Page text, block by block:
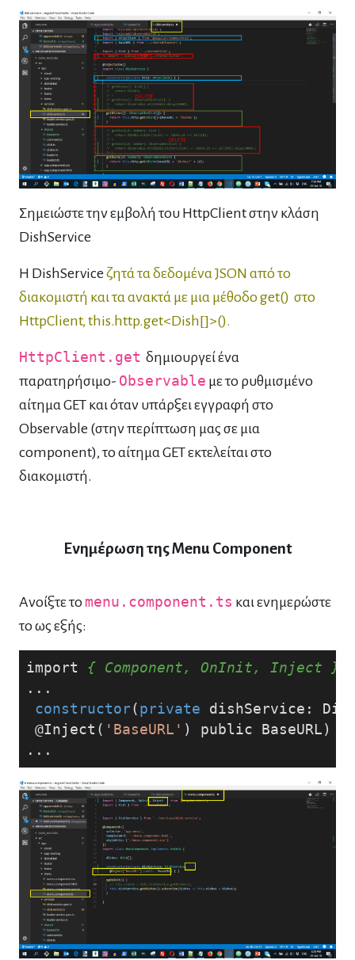
Σημειώστε την εμβολή του HttpClient στην κλάση
DishService
Η DishService ζητά τα δεδομένα JSON από το
διακομιστή και τα ανακτά με μια μέθοδο get() στο
HttpClient, this.http.get<Dish[]>().
HttpClient.get δημιουργεί ένα
παρατηρήσιμο- Observable με το ρυθμισμένο
αίτημα GET και όταν υπάρξει εγγραφή στο
Observable (στην περίπτωση μας σε μια
component), το αίτημα GET εκτελείται στο
διακομιστή.
Ενημέρωση της Menu Component
Ανοίξτε το menu.component.ts και ενημερώστε
το ως εξής:
import { Component, OnInit, Inject }
...
constructor( private dishService:
@Inject( 'BaseURL' ) public BaseURL )
...